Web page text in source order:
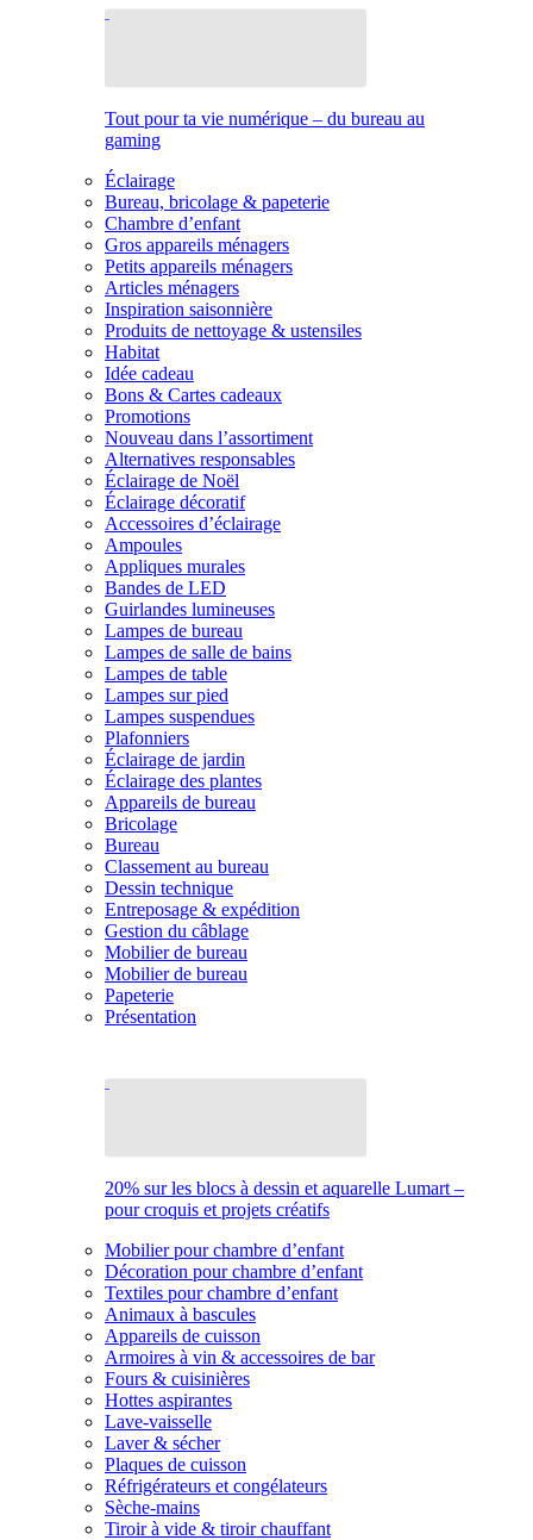
Tout pour ta vie numérique – du bureau au
gaming
Éclairage
Bureau, bricolage & papeterie
Chambre d’enfant
Gros appareils ménagers
Petits appareils ménagers
Articles ménagers
Inspiration saisonnière
Produits de nettoyage & ustensiles
Habitat
Idée cadeau
Bons & Cartes cadeaux
Promotions
Nouveau dans l’assortiment
Alternatives responsables
Éclairage de Noël
Éclairage décoratif
Accessoires d’éclairage
Ampoules
Appliques murales
Bandes de LED
Guirlandes lumineuses
Lampes de bureau
Lampes de salle de bains
Lampes de table
Lampes sur pied
Lampes suspendues
Plafonniers
Éclairage de jardin
Éclairage des plantes
Appareils de bureau
Bricolage
Bureau
Classement au bureau
Dessin technique
Entreposage & expédition
Gestion du câblage
Mobilier de bureau
Mobilier de bureau
Papeterie
Présentation
20% sur les blocs à dessin et aquarelle Lumart –
pour croquis et projets créatifs
Mobilier pour chambre d’enfant
Décoration pour chambre d’enfant
Textiles pour chambre d’enfant
Animaux à bascules
Appareils de cuisson
Armoires à vin & accessoires de bar
Fours & cuisinières
Hottes aspirantes
Lave-vaisselle
Laver & sécher
Plaques de cuisson
Réfrigérateurs et congélateurs
Sèche-mains
Tiroir à vide & tiroir chauffant